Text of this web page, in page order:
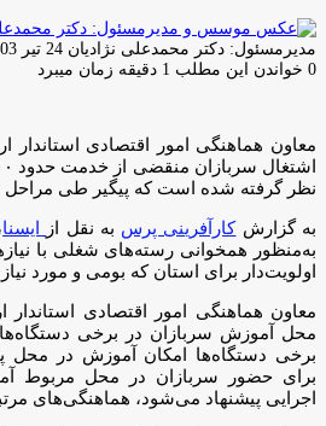
مدیرمسئول: دکتر محمدعلی نژادیان ارسال
ایمیل
24 تیر 1403 18:54
0 خواندن این مطلب 1 دقیقه زمان میبرد
معاون هماهنگی امور اقتصادی استاندار
نظر گرفته شده است که پیگیر طی مراحل
به گزارشکارآفرینی پرس به نقل از ایسنا
اولویت‌دار برای استان که بومی و مورد
معاون هماهنگی امور اقتصادی استاندار
محل آموزش سربازان در برخی دستگاه‌های
برخی دستگاه‌ها امکان آموزش در محل
برای حضور سربازان در محل مربوط
اجرایی پیشنهاد می‌شود، هماهنگی‌های